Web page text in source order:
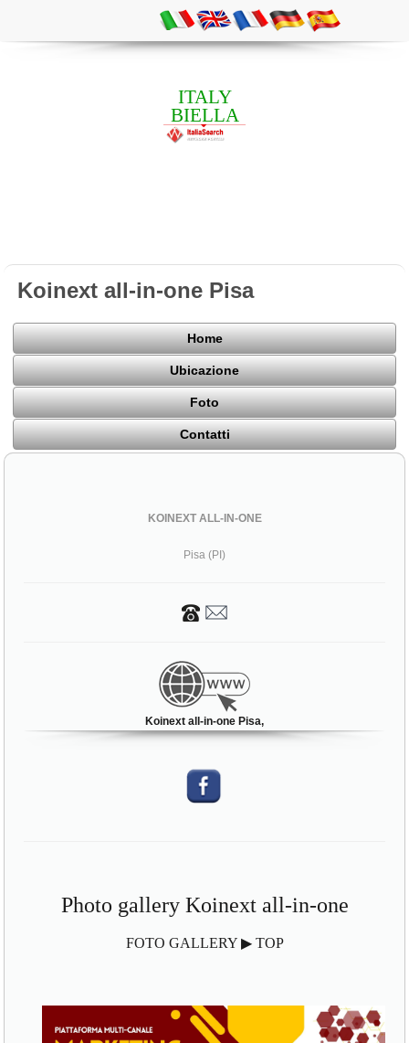
ITALY
BIELLA
Koinext all-in-one Pisa
Home
Ubicazione
Foto
Contatti
KOINEXT ALL-IN-ONE
Pisa (PI)
Koinext all-in-one Pisa,
Photo gallery Koinext all-in-one
FOTO GALLERY ▶ TOP